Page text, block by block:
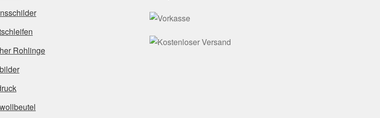
Rohlinge